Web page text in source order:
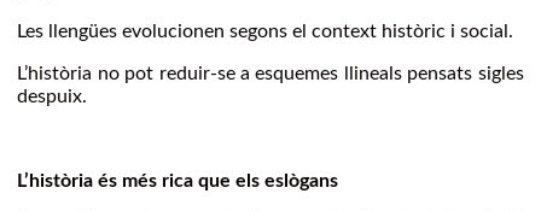
Les llengües evolucionen segons el context històric i social.
L’història no pot reduir-se a esquemes llineals pensats sigles
despuix.
L’història és més rica que els eslògans